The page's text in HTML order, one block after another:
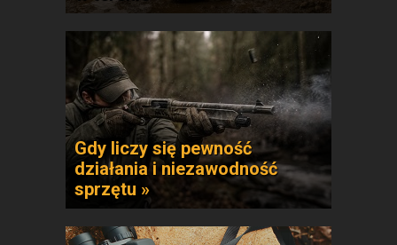
Gdy liczy się pewność
działania i niezawodność
sprzętu »